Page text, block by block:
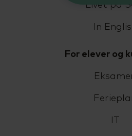
Livet på
In
For elever og